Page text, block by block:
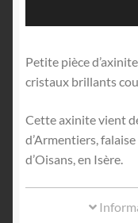
Petite pièce
cristaux brillants
Cette axinite vient
d’Armentiers,
d’Oisans, en Isère.